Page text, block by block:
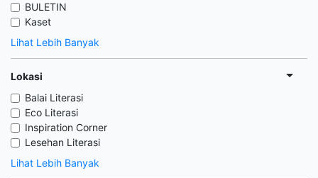
BULETIN
Kaset
Lihat Lebih Banyak
Lokasi
Balai Literasi
Eco Literasi
Inspiration Corner
Lesehan Literasi
Lihat Lebih Banyak